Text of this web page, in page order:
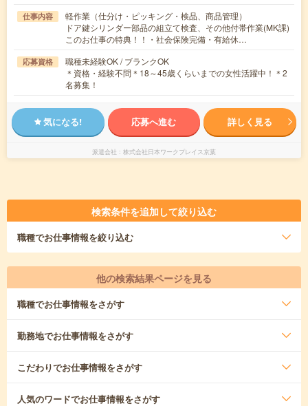
仕事内容
軽作業（仕分け・ピッキング・検品、商品管理）
ドア鍵シリンダー部品の組立て検査、その他付帯作業(MK課)
このお仕事の特典！！・社会保険完備・有給休…
応募資格
職種未経験OK / ブランクOK
＊資格・経験不問＊18～45歳くらいまでの女性活躍中！＊2
名募集！
気になる! 応募へ進む 詳しく見る
派遣会社 株式会社日本ワークプレイス京葉
検索条件を追加して絞り込む
職種でお仕事情報を絞り込む
他の検索結果ページを見る
職種でお仕事情報をさがす
勤務地でお仕事情報をさがす
こだわりでお仕事情報をさがす
人気のワードでお仕事情報をさがす